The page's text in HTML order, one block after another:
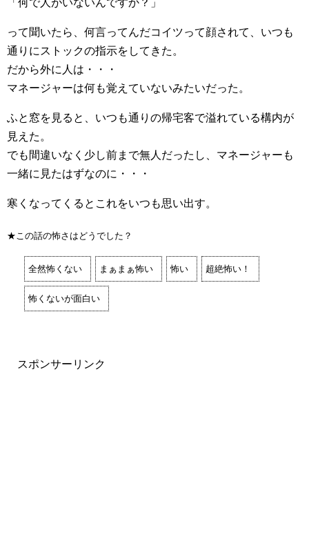
「何で人がいないんですか？」
って聞いたら、何言ってんだコイツって顔されて、いつも
通りにストックの指示をしてきた。
だから外に人は・・・
マネージャーは何も覚えていないみたいだった。
ふと窓を見ると、いつも通りの帰宅客で溢れている構内が
見えた。
でも間違いなく少し前まで無人だったし、マネージャーも
一緒に見たはずなのに・・・
寒くなってくるとこれをいつも思い出す。
★この話の怖さはどうでした？
全然怖くない まぁまぁ怖い 怖い 超絶怖い！
怖くないが面白い
スポンサーリンク